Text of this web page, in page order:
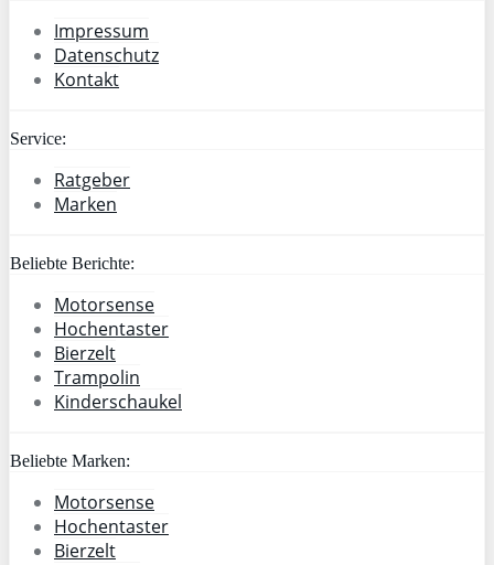
Impressum
Datenschutz
Kontakt
Service:
Ratgeber
Marken
Beliebte Berichte:
Motorsense
Hochentaster
Bierzelt
Trampolin
Kinderschaukel
Beliebte Marken:
Motorsense
Hochentaster
Bierzelt